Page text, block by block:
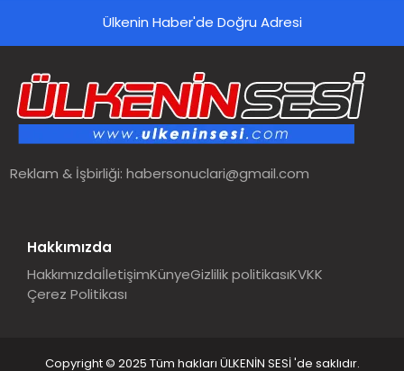
Ülkenin Haber'de Doğru Adresi
Reklam & İşbirliği:habersonuclari@gmail.com
Hakkımızda
HakkımızdaİletişimKünyeGizlilik politikasıKVKK
Çerez Politikası
Copyright © 2025 Tüm hakları ÜLKENİN SESİ 'de saklıdır.